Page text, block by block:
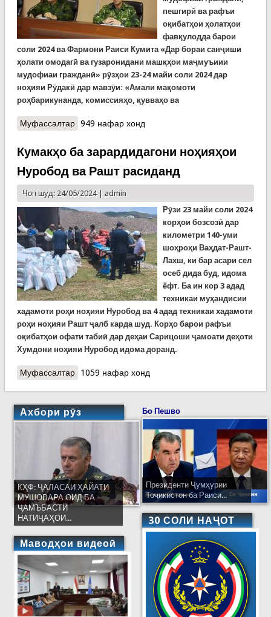
пешгирӣ ва рафъи
оқибатҳои ҳолатҳои
фавқулодда барои
соли 2024 ва Фармони Раиси Кумита «Дар бораи санҷиши
ҳолати омодагӣ ва гузаронидани машқҳои маҷмуъиии
мудофиаи гражданӣ» рӯзҳои 23-24 майи соли 2024 дар
ноҳияи Рӯдакӣ дар мавзӯи: «Амали мақомоти
роҳбарикунанда, комиссияҳо, қувваҳо ва
Муфассалтаро Оғози тамринҳои дурӯза дар ноҳияи Рӯдакӣ
949 нафар хонд
Кумакҳо ба зарардидагони ноҳияҳои
Нуробод ва Рашт расиданд
Чоп шуд: 24/05/2024 | admin
Рӯзи 23 майи соли 2024
корҳои бозсозӣ дар
километри 140-уми
шоҳроҳи Ваҳдат-Рашт-
Лахш, ки бар асари сел
осеб дида буд, идома
ёфт. Ба ин кор 3 адад
техникаи муҳандисии
хадамоти роҳи ноҳияи Нуробод ва 4 адад техникаи хадамоти
роҳи ноҳияи Рашт ҷалб карда шуд. Корҳо барои рафъи
оқибатҳои офати табиӣ дар деҳаи Сарицоши ҷамоати деҳоти
Хумдони ноҳияи Нуробод идома доранд.
Муфассалтаро Кумакҳо ба зарардидагони ноҳияҳои Нуробод
1059 нафар хонд
Ахбори рӯз
КҲФ: ҶАЛАСАИ ҲАЙАТИ
МУШОВАРА ОИД БА
ҶАМЪБАСТИ
НАТИҶАҲОИ...
Маводҳои видеоӣ
Бо Пешво
Президенти Ҷумҳурии
Тоҷикистон ба Раиси...
30 СОЛИ НАҶОТ